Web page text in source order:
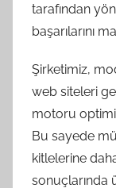
tarafından
başarılarını
Şirketimiz,
web siteleri
motoru
Bu sayede
kitlelerine
sonuçlarında